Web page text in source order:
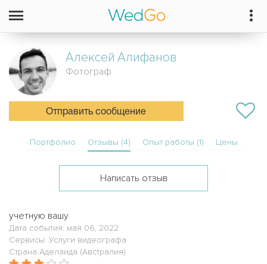
Алексей Алифанов
Фотограф
Отправить сообщение
Портфолио Отзывы (4) Опыт работы (1) Цены
Написать отзыв
учетную вашу
Дата события: мая 06, 2022
Сервисы: Услуги видеографа
Страна Аделаида (Австралия)